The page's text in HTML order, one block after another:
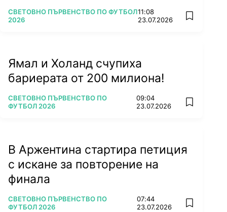
ПОВЕЧЕ ОТ
СВЕТОВНО ПЪРВЕНСТВО ПО ФУТБОЛ
2026
11:08
23.07.2026
add
Ямал и Холанд счупиха
бариерата от 200 милиона!
ПОВЕЧЕ ОТ
СВЕТОВНО ПЪРВЕНСТВО ПО
ФУТБОЛ 2026
09:04
23.07.2026
add
В Аржентина стартира петиция
с искане за повторение на
финала
ПОВЕЧЕ ОТ
СВЕТОВНО ПЪРВЕНСТВО ПО
ФУТБОЛ 2026
07:44
23.07.2026
add